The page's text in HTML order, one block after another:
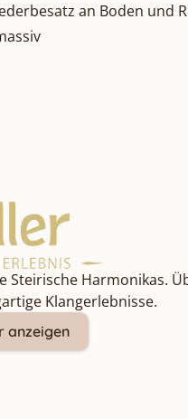
an Boden und
Harmonikas.
Klangerlebnisse.
anzeigen